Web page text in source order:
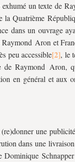
un texte de
la Quatrième
dans un ouvrage
Raymond Aron et
peu accessible
, le
de Raymond Aron,
en général et aux
(re)donner une
dans une
Dominique